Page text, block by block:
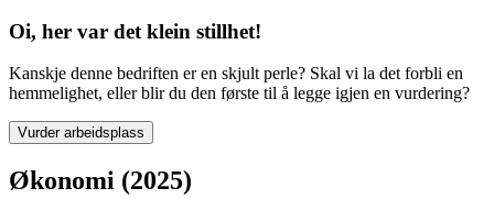
Oi, her var det klein stillhet!
Kanskje denne bedriften er en skjult perle? Skal vi la det forbli en
hemmelighet, eller blir du den første til å legge igjen en vurdering?
Vurder arbeidsplass
Økonomi (2025)